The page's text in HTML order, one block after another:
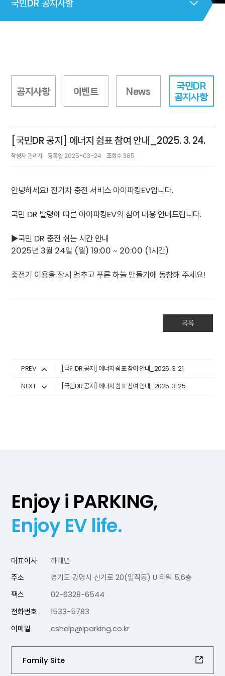
국민DR 공지사항
공지사항 이벤트 News
국민DR
공지사항
[국민DR 공지] 에너지 쉼표 참여 안내_2025. 3. 24.
작성자관리자 등록일 2025-03-24 조회수385
안녕하세요! 전기차 충전 서비스 아이파킹EV입니다.
국민 DR 발령에 따른 아이파킹EV의 참여 내용 안내드립니다.
▶국민 DR 충전 쉬는 시간 안내
2025년 3월 24일 (월) 19:00 ~ 20:00 (1시간)
충전기 이용을 잠시 멈추고 푸른 하늘 만들기에 동참해 주세요!
목록
PREV
[국민DR 공지] 에너지 쉼표 참여 안내_2025. 3. 21.
NEXT
[국민DR 공지] 에너지 쉼표 참여 안내_2025. 3. 25.
Enjoy i PARKING,
Enjoy EV life.
대표이사
하태년
주소
경기도 광명시 신기로 20(일직동) U 타워 5,6층
팩스
02-6328-6544
전화번호
1533-5783
이메일
cshelp@iparking.co.kr
Family Site